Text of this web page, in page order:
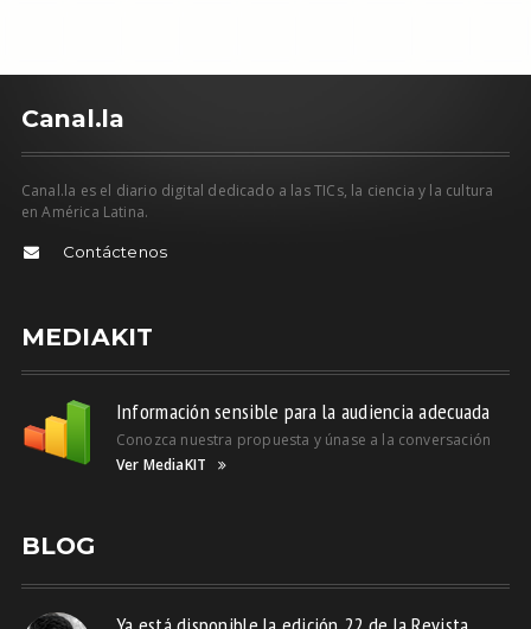
Canal.la
Canal.la es el diario digital dedicado a las TICs, la ciencia y la cultura
en América Latina.
Contáctenos
MEDIAKIT
Información sensible para la audiencia adecuada
Conozca nuestra propuesta y únase a la conversación
Ver MediaKIT
BLOG